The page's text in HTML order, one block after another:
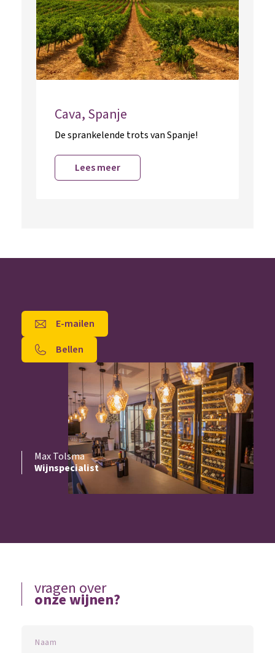
Cava, Spanje
De sprankelende trots van Spanje!
Lees meer
E-mailen
Bellen
Max Tolsma
Wijnspecialist
vragen over
onze wijnen?